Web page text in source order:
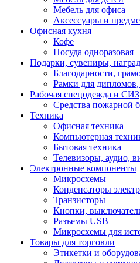
Мебель для офиса
Аксессуары и
Офисная кухня
Кофе
Посуда одноразовая
Подарки, сувениры,
Благодарности,
Рамки для дипломов,
Рабочая спецодежда и СИЗ
Средства пожарной
Техника
Офисная техника
Компьютерная
Бытовая техника
Телевизоры, аудио,
Электронные компоненты
Микросхемы
Конденсаторы
Транзисторы
Кнопки,
Разъемы USB
Микросхемы для
Товары для торговли
Этикетки и